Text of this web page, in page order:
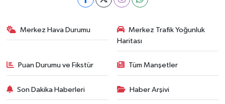
Merkez Hava Durumu
Merkez Trafik Yoğunluk
Haritası
Puan Durumu ve Fikstür Tüm Manşetler
Son Dakika Haberleri Haber Arşivi